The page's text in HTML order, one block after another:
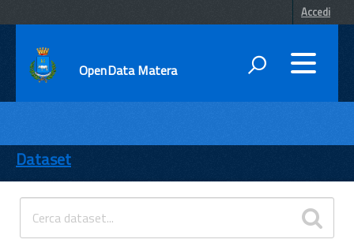
Accedi
OpenData Matera
ENTI
TEMI
INFORMAZIONI
Dataset